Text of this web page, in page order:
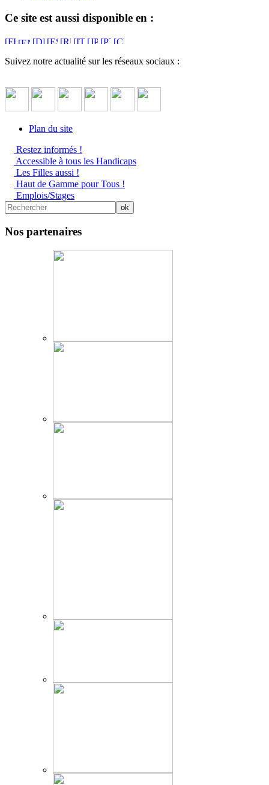
Ce site est aussi disponible en :
Suivez notre actualité sur les réseaux sociaux :
Plan du site
Restez informés !
Accessible à tous les Handicaps
Les Filles aussi !
Haut de Gamme pour Tous !
Emplois/Stages
Nos partenaires